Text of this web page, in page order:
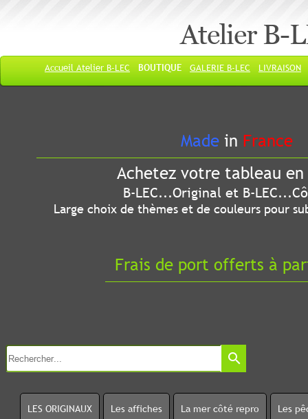
Atelier B-
Accueil Atelier B-LEC BOUTIQUE GALERIE B-LEC LIVRAISON
Made in France
Achetez votre tableau
B-LEC...Original et B-
Large choix de thèmes et de couleurs pour
Frais de port offerts à
search
LES ORIGINAUX Les affiches La mer côté repro Les